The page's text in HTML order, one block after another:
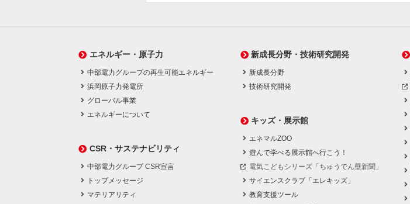
エネルギー・原子力
中部電力グループの再生可能エネルギー
浜岡原子力発電所
グローバル事業
エネルギーについて
CSR・サステナビリティ
中部電力グループ CSR宣言
トップメッセージ
マテリアリティ
新成長分野・技術研究開発
新成長分野
技術研究開発
キッズ・展示館
エネマルZOO
遊んで学べる展示館へ行こう！
電気こどもシリーズ「ちゅうでん壁新聞」
サイエンスクラブ「エレキッズ」
教育支援ツール